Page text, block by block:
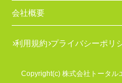
会社概要
利用規約 プライバシーポリ
Copyright(c) 株式会社トータ